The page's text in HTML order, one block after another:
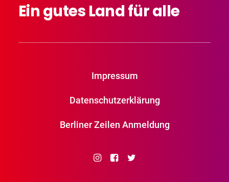
EingutesLandfüralle
Impressum
Datenschutzerklärung
Berliner Zeilen Anmeldung